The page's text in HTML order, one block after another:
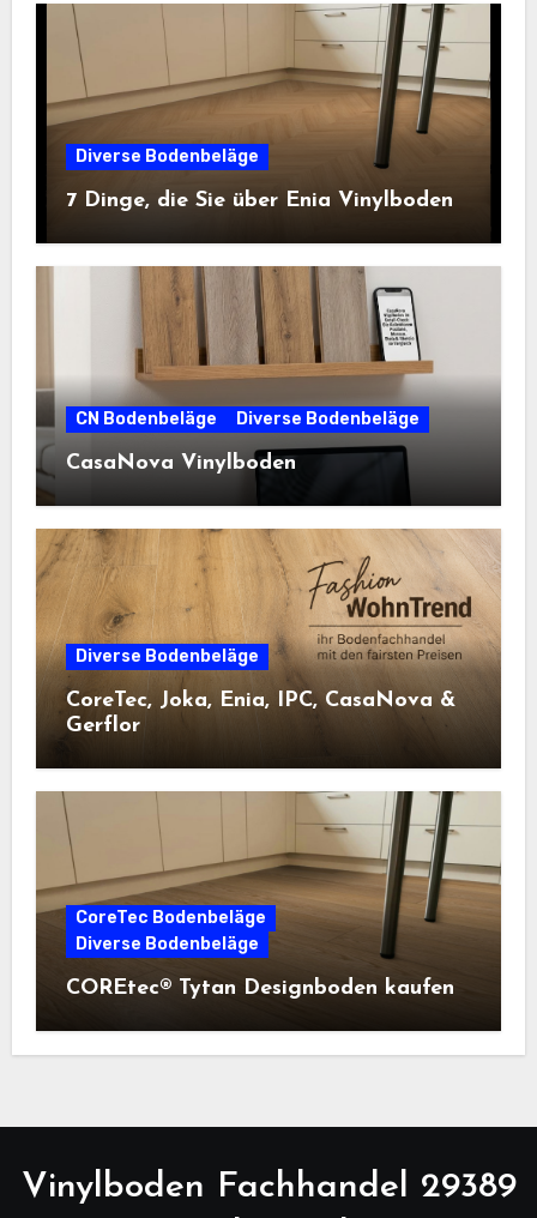
Diverse Bodenbeläge
7 Dinge, die Sie über Enia Vinylboden
CN Bodenbeläge Diverse Bodenbeläge
CasaNova Vinylboden
Diverse Bodenbeläge
CoreTec, Joka, Enia, IPC, CasaNova &
Gerflor
CoreTec Bodenbeläge
Diverse Bodenbeläge
COREtec® Tytan Designboden kaufen
Vinylboden Fachhandel 29389